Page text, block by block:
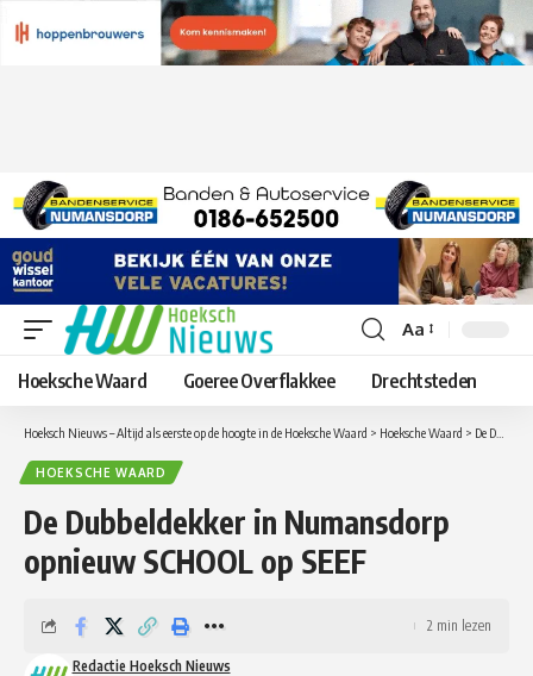
Lettergrootte
aanpassen
Aa
Hoeksche Waard Goeree Overflakkee Drechtsteden
Hoeksch Nieuws – Altijd als eerste op de hoogte in de Hoeksche Waard > Hoeksche Waard > De Dubbeldekker in Numansdorp opnieuw SCHOOL op SEEF
HOEKSCHE WAARD
De Dubbeldekker in Numansdorp
opnieuw SCHOOL op SEEF
Redactie Hoeksch Nieuws
2 min lezen